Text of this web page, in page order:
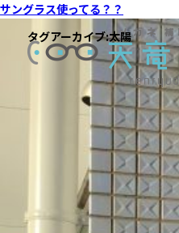
タグアーカイブ:太陽
サングラス使ってる？？